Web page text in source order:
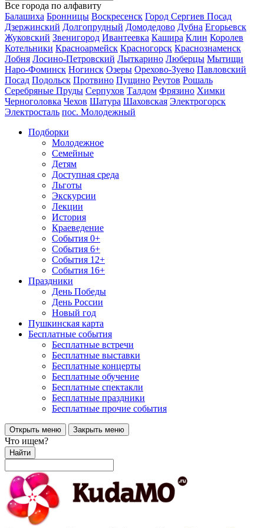
Все города по алфавиту
Балашиха Бронницы Воскресенск Город Сергиев Посад
Дзержинский Долгопрудный Домодедово Дубна Егорьевск
Жуковский Звенигород Ивантеевка Кашира Клин Королев
Котельники Красноармейск Красногорск Краснознаменск
Лобня Лосино-Петровский Лыткарино Люберцы Мытищи
Наро-Фоминск Ногинск Озеры Орехово-Зуево Павловский
Посад Подольск Протвино Пущино Реутов Рошаль
Серебряные Пруды Серпухов Талдом Фрязино Химки
Черноголовка Чехов Шатура Шаховская Электрогорск
Электросталь пос. Молодежный
Подборки
Молодежное
Семейные
Детям
Доступная среда
Льготы
Экскурсии
Лекции
История
Краеведение
События 0+
События 6+
События 12+
События 16+
Праздники
День Победы
День России
Новый год
Пушкинская карта
Бесплатные события
Бесплатные встречи
Бесплатные выставки
Бесплатные концерты
Бесплатные обучение
Бесплатные спектакли
Бесплатные праздники
Бесплатные прочие события
Открыть меню Закрыть меню
Что ищем?
Найти